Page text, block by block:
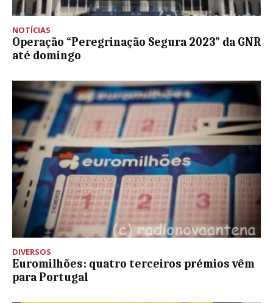
NOTÍCIAS
Operação “Peregrinação Segura 2023” da GNR
até domingo
DIVERSOS
Euromilhões: quatro terceiros prémios vêm
para Portugal